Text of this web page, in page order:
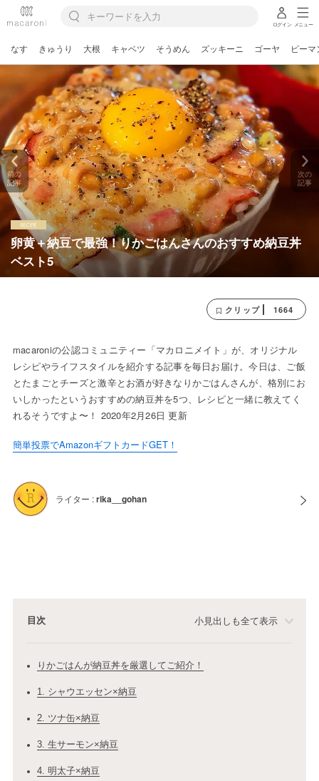
ログイン メニュー
なす きゅうり 大根 キャベツ そうめん ズッキーニ ゴーヤ ピーマ
卵黄＋納豆で最強！りかごはんさんのおすすめ納豆丼
ベスト5
前の
記事
次の
記事
クリップ 1664
macaroniの公認コミュニティー「マカロニメイト」が、オリジナル
レシピやライフスタイルを紹介する記事を毎日お届け。今日は、ご飯
とたまごとチーズと激辛とお酒が好きなりかごはんさんが、格別にお
いしかったというおすすめの納豆丼を5つ、レシピと一緒に教えてく
れるそうですよ〜！ 2020年2月26日 更新
簡単投票でAmazonギフトカードGET！
ライター :rika__gohan
目次 小見出しも全て表示
りかごはんが納豆丼を厳選してご紹介！
1. シャウエッセン×納豆
2. ツナ缶×納豆
3. 生サーモン×納豆
4. 明太子×納豆